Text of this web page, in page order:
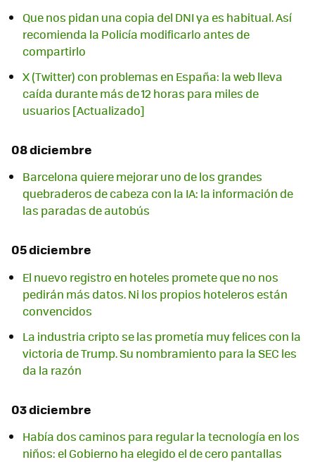
Que nos pidan una copia del DNI ya es habitual. Así
recomienda la Policía modificarlo antes de
compartirlo
X (Twitter) con problemas en España: la web lleva
caída durante más de 12 horas para miles de
usuarios [Actualizado]
08 diciembre
Barcelona quiere mejorar uno de los grandes
quebraderos de cabeza con la IA: la información de
las paradas de autobús
05 diciembre
El nuevo registro en hoteles promete que no nos
pedirán más datos. Ni los propios hoteleros están
convencidos
La industria cripto se las prometía muy felices con la
victoria de Trump. Su nombramiento para la SEC les
da la razón
03 diciembre
Había dos caminos para regular la tecnología en los
niños: el Gobierno ha elegido el de cero pantallas